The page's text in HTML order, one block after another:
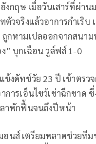
งกฤษ เมื่อวันเสาร์ที่ผ่า
ตัวจริงแล้วอาการกำเริบ
กหามเปลออกจากสนา
” บุกเฉือน วูล์ฟส์ 1-0
ข้งดัทช์วัย 23 ปี เข้าตร
การเอ็นไขว้เข่าฉีกขาด
ลาพักฟื้นจนถึงปีหน้า
นส์ เตรียมพลาดช่วยทีม